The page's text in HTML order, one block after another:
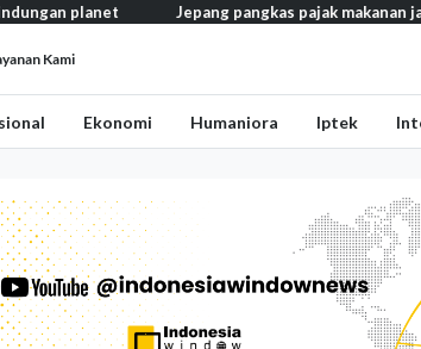
Jepang pangkas pajak makanan jadi 1
Kami
Ekonomi Humaniora Iptek